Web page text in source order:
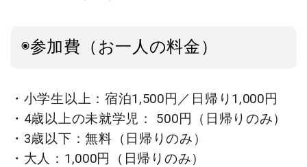
◉参加費（お一人の料金）
・小学生以上：宿泊1,500円／日帰り1,000円
・4歳以上の未就学児：
500円（日帰りのみ）
・3歳以下：無料（日帰りのみ）
・大人： 1,000円（日帰りのみ）